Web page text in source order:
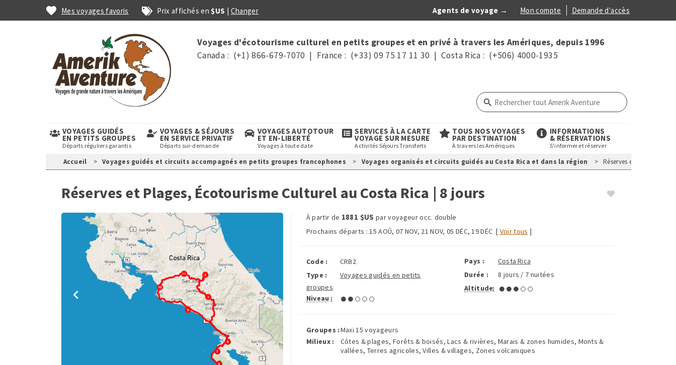
contenu
Mes voyages favoris Prix affichés en$US | Changer Agents de voyage →
Menu
Mon compte Demande d'accès
Voyages d'écotourisme culturel en petits groupes et en privé à travers les Amériques, depuis 1996
Canada : (+1) 866-679-7070 | France : (+33) 09 75 17 11 30 | Costa Rica : (+506) 4000-1935
VOYAGES GUIDÉS
EN PETITS GROUPES
Départs réguliers garantis
VOYAGES & SÉJOURS
EN SERVICE PRIVATIF
Départs sur-demande
VOYAGES AUTOTOUR
ET EN-LIBERTÉ
Voyages à toute date
SERVICES À LA CARTE
VOYAGE SUR MESURE
Activités Séjours Transferts
TOUS NOS VOYAGES
PAR DESTINATION
À travers les Amériques
INFORMATIONS
& RÉSERVATIONS
S'informer et réserver
Accueil Voyages guidés et circuits accompagnés en petits groupes francophones Voyages organisés et circuits guidés au Costa Rica et dans la région Réserves et Plages,
Réserves et Plages, Écotourisme Culturel au Costa Rica | 8 jours
À partir de 1881 $US par voyageur occ. double
Prochains départs :15 AOÛ, 07 NOV, 21 NOV, 05 DÉC,19 DÉC [ Voir tous ]
Code :
CRB2
Type :
Voyages guidés en petits
groupes
Niveau :
Pays :
Costa Rica
Durée :
8 jours / 7 nuitées
Altitude:
Groupes :Maxi 15 voyageurs
Milieux :
Côtes & plages, Forêts & boisés, Lacs & rivières, Marais & zones humides, Monts &
vallées, Terres agricoles, Villes & villages, Zones volcaniques